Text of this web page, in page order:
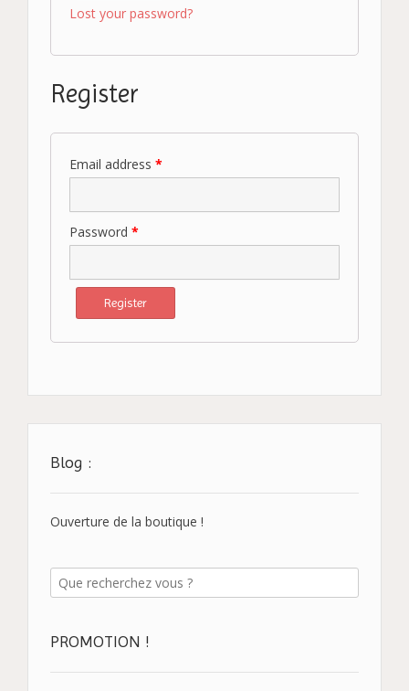
Lost your password?
Register
Email address *
Password *
Blog :
Ouverture de la boutique !
PROMOTION !